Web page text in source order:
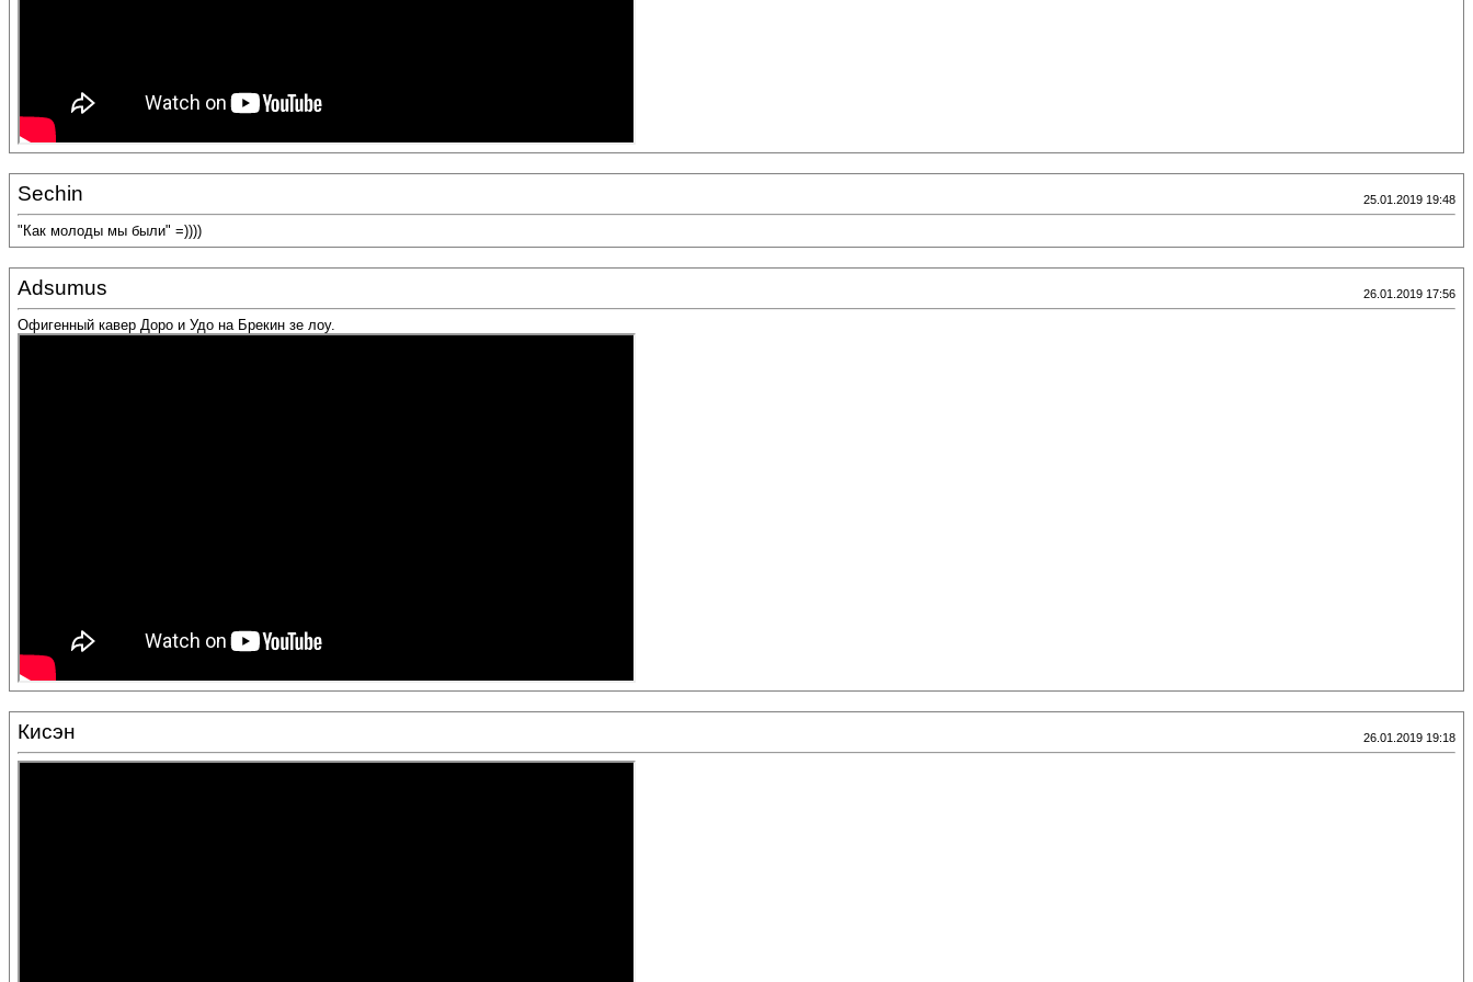
Sechin 25.01.2019 19:48
"Как молоды мы были" =))))
Adsumus 26.01.2019 17:56
Офигенный кавер Доро и Удо на Брекин зе лоу.
Кисэн 26.01.2019 19:18